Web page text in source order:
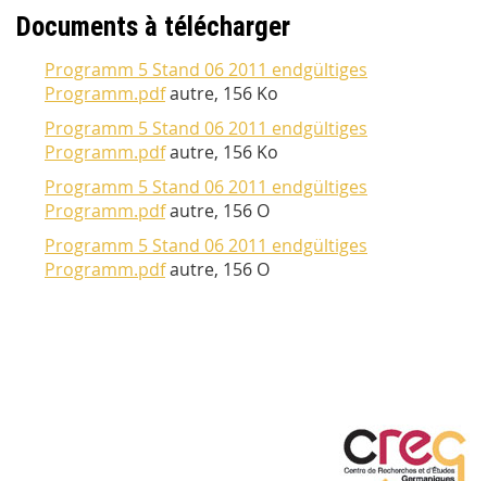
Documents à télécharger
Programm 5 Stand 06 2011 endgültiges
Programm.pdfautre, 156 Ko
Programm 5 Stand 06 2011 endgültiges
Programm.pdfautre, 156 Ko
Programm 5 Stand 06 2011 endgültiges
Programm.pdfautre, 156 O
Programm 5 Stand 06 2011 endgültiges
Programm.pdfautre, 156 O